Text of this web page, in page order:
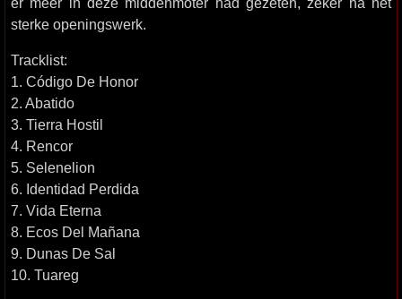
sterke openingswerk.
Tracklist:
1. Código De Honor
2. Abatido
3. Tierra Hostil
4. Rencor
5. Selenelion
6. Identidad Perdida
7. Vida Eterna
8. Ecos Del Mañana
9. Dunas De Sal
10. Tuareg